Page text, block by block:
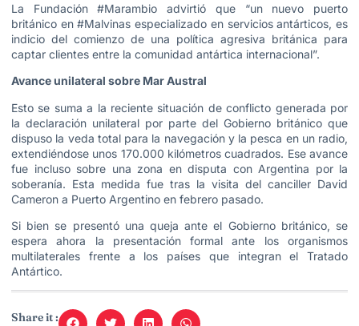
La Fundación #Marambio advirtió que “un nuevo puerto
británico en #Malvinas especializado en servicios antárticos, es
indicio del comienzo de una política agresiva británica para
captar clientes entre la comunidad antártica internacional”.
Avance unilateral sobre Mar Austral
Esto se suma a la reciente situación de conflicto generada por
la declaración unilateral por parte del Gobierno británico que
dispuso la veda total para la navegación y la pesca en un radio,
extendiéndose unos 170.000 kilómetros cuadrados. Ese avance
fue incluso sobre una zona en disputa con Argentina por la
soberanía. Esta medida fue tras la visita del canciller David
Cameron a Puerto Argentino en febrero pasado.
Si bien se presentó una queja ante el Gobierno británico, se
espera ahora la presentación formal ante los organismos
multilaterales frente a los países que integran el Tratado
Antártico.
Share it :